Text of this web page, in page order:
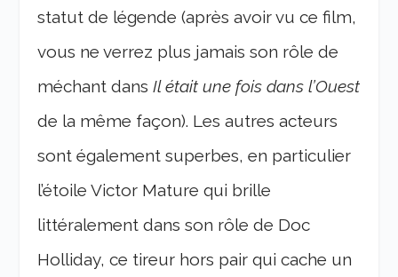
statut de légende (après avoir vu ce film,
vous ne verrez plus jamais son rôle de
méchant dans Il était une fois dans l’Ouest
de la même façon). Les autres acteurs
sont également superbes, en particulier
l’étoile Victor Mature qui brille
littéralement dans son rôle de Doc
Holliday, ce tireur hors pair qui cache un